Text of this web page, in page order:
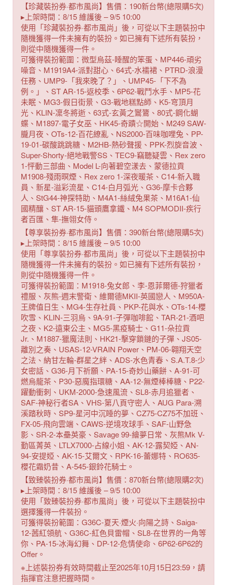
【珍藏裝扮券·都市風尚】售價：190新台幣(總限購5次)
▸上架時間：8/15 維護後 – 9/5 10:00
使用「珍藏裝扮券·都市風尚」後，可從以下主題裝扮中
隨機獲得一件未擁有的裝扮。如已擁有下述所有裝扮，
則從中隨機獲得一件。
可獲得裝扮範圍：微型烏茲-睡醒的笨蛋、MP446-頑劣
噪音、M1919A4-派對甜心、64式-水襦裙、PTRD-浪漫
任務、UMP9-「我來晚了？」、UMP45-「下不為
例。」、ST AR-15-返校季、6P62-戰鬥水手、MP5-花
未眠、MG3-假日街景、G3-戰地糕點師、K5-穹頂月
光、KLIN-凜冬將逝、63式-玄黃之鸑鷟、80式-鋼化蝴
蝶、M1897-電子女巫、HK45-奇蹟☆開始、M249 SAW-
朧月夜、OTs-12-百花繚亂、NS2000-百味咖哩兔、PP-
19-01-碳酸跳跳糖、M2HB-熱砂聲援、PPK-烈旋音波、
Super-Shorty-絕地戰警SS、TEC9-竊聽疑雲、Rex zero
1-怦動三部曲、Model L-向著碧空漾去、蒙德拉貢
M1908-殘雨暝煙、Rex zero 1-深夜暖茶、C14-新入職
員、新星-溢彩流星、C14-白月弧光、G36-摩卡合夥
人、StG44-神探特助、M4A1-絲絨兔果茶、M16A1-仙
國精釀、ST AR-15-貓頭鷹拿鐵、M4 SOPMODII-疾行
者百匯、隼-撫翎女侍。
【尊享裝扮券·都市風尚】售價：390新台幣(總限購5次)
▸上架時間：8/15 維護後 – 9/5 10:00
使用「尊享裝扮券·都市風尚」後，可從以下主題裝扮中
隨機獲得一件未擁有的裝扮。如已擁有下述所有裝扮，
則從中隨機獲得一件。
可獲得裝扮範圍：M1918-兔女郎、李-恩菲爾德-狩獵者
禮服、灰熊-週末警衛、維爾德MKII-英國戀人、M950A-
王牌值日生、MG4-生存社員、PKP-花與水、OTs-14-櫻
吹雪、KLIN-三羽烏、9A-91-子彈咖啡館、TAR-21-酒吧
之夜、K2-遠東公主、MG5-黑疫騎士、G11-朵拉貢
Jr.、M1887-獵魔法則、HK21-擊穿鎖鏈的子彈、JS05-
離別之奏、USAS-12-VRAIN Power、PM-06-翱翔天空
之法、納甘左輪-群星之絆、ADS-水色青春、S.A.T.8-少
女密話、G36-月下祈願、PA-15-奇妙山藥餅、A-91-可
燃烏龍茶、P30-惡魔指環糖、AA-12-無煙棒棒糖、P22-
躍動衝刺、UKM-2000-急速風流、SL8-赤月追獵者、
SAF-神秘行者SA、VHS-第八頁守密人、AUG Para-溯
溪踏秋時、SP9-星河中沉睡的夢、CZ75-CZ75不加班、
FX-05-飛向雲端、CAWS-逆境攻球手、SAF-山野急
影、SR-2-本壘英豪、Savage 99-繪夢日常、灰熊Mk V-
勤區菁英、LTLX7000-占線小姐、AK-12-露契婭、AN-
94-安提婭、AK-15-艾爾文、RPK-16-蕾娜特、RO635-
櫻花霜奶昔、A-545-銀鈴花騎士。
【致臻裝扮券·都市風尚】售價：870新台幣(總限購2次)
▸上架時間：8/15 維護後 – 9/5 10:00
使用「致臻裝扮券·都市風尚」後，可從以下主題裝扮中
選擇獲得一件裝扮。
可獲得裝扮範圍：G36C-夏天·煙火·向陽之詩、Saiga-
12-茜紅領航、G36C-紅色貝雷帽、SL8-在世界的一角等
你、PA-15-冰海幻舞、DP-12-危情使命、6P62-6P62的
Offer。
※上述裝扮券有效時間截止至2025年10月15日23:59，請
指揮官注意把握時間。